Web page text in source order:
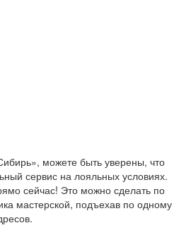
можете быть уверены, что
сервис на лояльных условиях.
сейчас! Это можно сделать по
мастерской, подъехав по одному